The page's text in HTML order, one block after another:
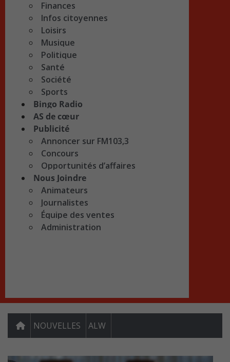
Finances
Infos citoyennes
Loisirs
Musique
Politique
Santé
Société
Sports
Bingo Radio
AS de cœur
Publicité
Annoncer sur FM103,3
Concours
Opportunités d’affaires
Nous Joindre
Animateurs
Journalistes
Équipe des ventes
Administration
NOUVELLES ALW